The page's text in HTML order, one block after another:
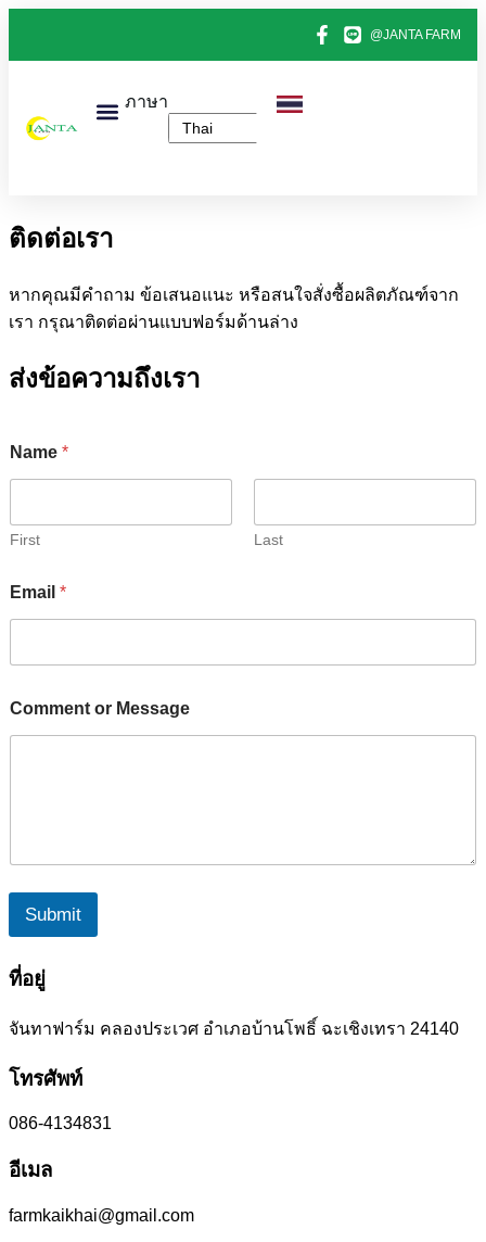
@JANTA FARM
ภาษา
ติดต่อเรา
หากคุณมีคำถาม ข้อเสนอแนะ หรือสนใจสั่งซื้อผลิตภัณฑ์จาก
เรา กรุณาติดต่อผ่านแบบฟอร์มด้านล่าง
ส่งข้อความถึงเรา
Name *
First Last
Email *
a
m
Comment or Message
Submit
ที่อยู่
จันทาฟาร์ม คลองประเวศ อำเภอบ้านโพธิ์ ฉะเชิงเทรา 24140
โทรศัพท์
086-4134831
อีเมล
farmkaikhai@gmail.com